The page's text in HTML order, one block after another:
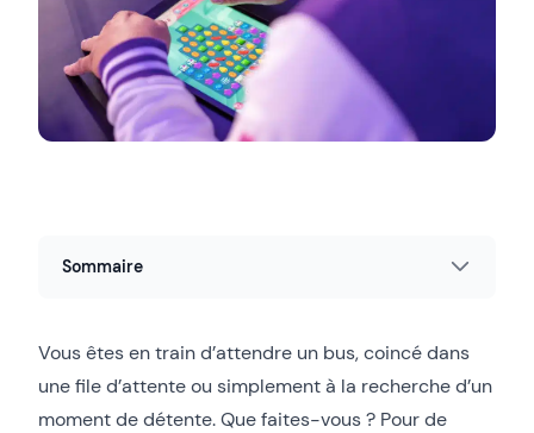
Sommaire
Vous êtes en train d’attendre un bus, coincé dans
une file d’attente ou simplement à la recherche d’un
moment de détente. Que faites-vous ? Pour de